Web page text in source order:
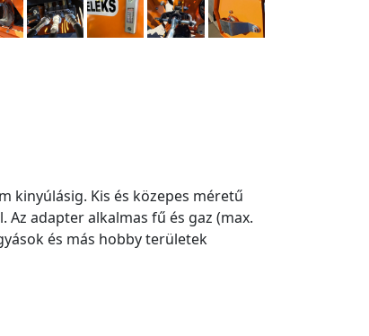
kinyúlásig. Kis és közepes méretű
adapter alkalmas fű és gaz (max.
és más hobby területek